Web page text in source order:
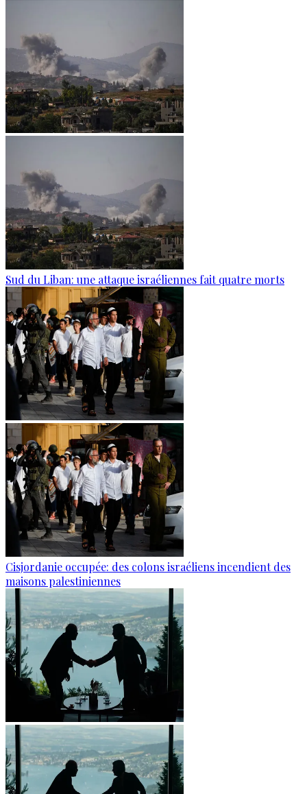
Sud du Liban: une attaque israéliennes fait quatre morts
Cisjordanie occupée: des colons israéliens incendient des
maisons palestiniennes